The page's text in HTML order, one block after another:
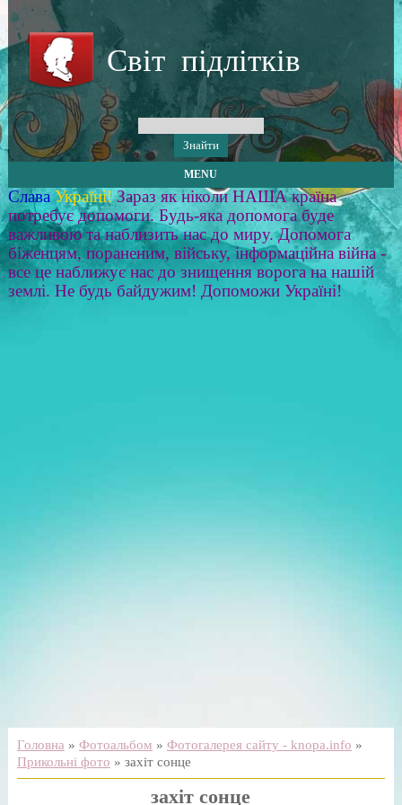
Світ підлітків
MENU
Слава Україні! Зараз як ніколи НАША країна
потребує допомоги. Будь-яка допомога буде
важливою та наблизить нас до миру. Допомога
біженцям, пораненим, війську, інформаційна війна -
все це наближує нас до знищення ворога на нашій
землі. Не будь байдужим! Допоможи Україні!
Головна » Фотоальбом » Фотогалерея сайту - knopa.info »
Прикольні фото » захіт сонце
захіт сонце